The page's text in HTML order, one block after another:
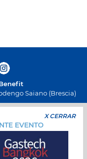
Saiano (Brescia)
(Brescia) Italia
0308900423
- Inscripción REA
desembolsado
X CERRAR
EVENTO